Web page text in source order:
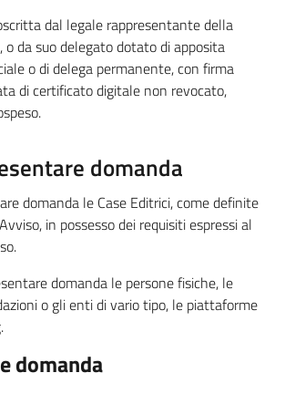
dal legale rappresentante della
o da suo delegato dotato di apposita
o di delega permanente, con firma
di certificato digitale non revocato,
domanda
domanda le Case Editrici, come definite
in possesso dei requisiti espressi al
domanda le persone fisiche, le
o gli enti di vario tipo, le piattaforme
domanda